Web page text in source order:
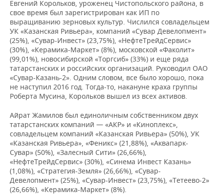
Евгений Корольков, уроженец Чистопольского района, в
свое время был зарегистрирован как ИП по
выращиванию зерновых культур. Числился совладельцем
УК «Казанская Ривьера», компаний «Сувар Девелопмент»
(25%), «Сувар-Инвест» (23,75%), «НефтеТрейдСервис»
(30%), «Керамика-Маркет» (8%), московской «Факолит»
(99,01%), новосибирской «Торгсиб» (33%) и еще ряда
татарстанских и российских организаций. Руководил ОАО
«Сувар-Казань-2». Одним словом, все было хорошо, пока
не наступил 2016 год. Тогда-то, накануне краха группы
Роберта Мусина, Корольков вышел из всех активов.
Айрат Жамилов был единоличным собственником двух
татарстанских компаний — «АКР» и «Киноплекс»,
совладельцем компаний «Казанская Ривьера» (50%), УК
«Казанская Ривьера», «Феникс» (21,88%), «Аквапарк-
Сувар» (50%), «Залесный Сити» (26,66%),
«НефтеТрейдСервис» (30%), «Синема Инвест Казань»
(1,08%), «Стратегия-Земля» (26,66%), «Сувар-
Девелопмент» (25%), «Сувар-Инвест» (23,75%), «Тетеево-2»
(26,66%), «Керамика-Маркет» (8%).